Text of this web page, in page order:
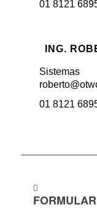
01 8121
ING.
Sistemas
01 8121